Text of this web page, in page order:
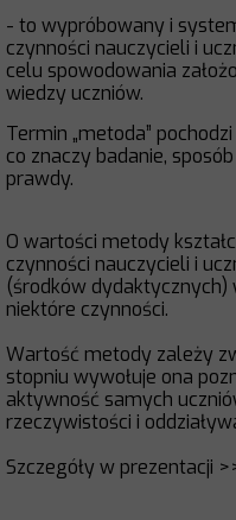
- to wypróbowany i
czynności nauczycieli i
celu spowodowania
wiedzy uczniów.
Termin „metoda”
co znaczy badanie,
prawdy.
O wartości metody
czynności nauczycieli i
(środków dydaktycznych)
niektóre czynności.
Wartość metody zależy
stopniu wywołuje ona
aktywność samych
rzeczywistości i
Szczegóły w prezentacji